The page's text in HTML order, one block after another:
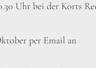
Uhr bei der Korts
per Email an